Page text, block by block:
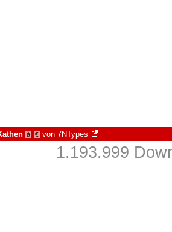
à € von 7NTypes
1.193.999